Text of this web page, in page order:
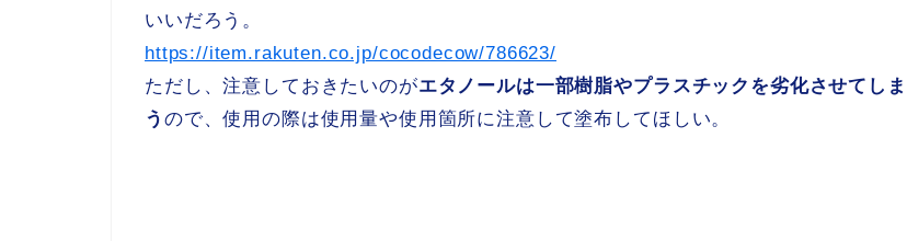
いいだろう。
https://item.rakuten.co.jp/cocodecow/786623/
ただし、注意しておきたいのがエタノールは一部樹脂やプラスチックを劣化させてしま
う ので、使用の際は使用量や使用箇所に注意して塗布してほしい。